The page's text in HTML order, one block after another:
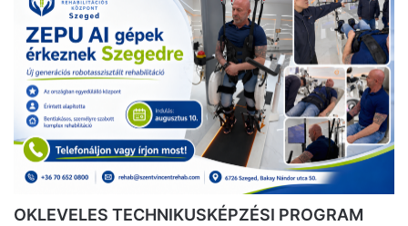
OKLEVELES TECHNIKUSKÉPZÉSI PROGRAM